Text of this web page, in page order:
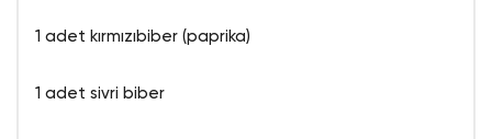
1 adet kırmızıbiber (paprika)
1 adet sivri biber